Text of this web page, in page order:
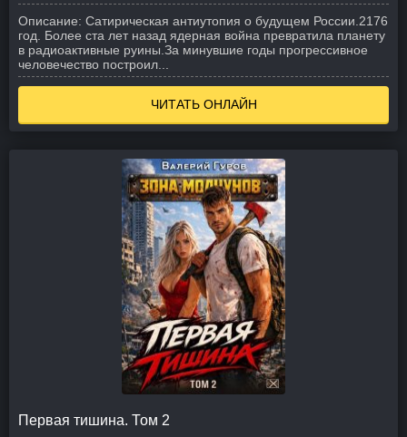
Описание: Сатирическая антиутопия о будущем России. 2176
год. Более ста лет назад ядерная война превратила планету
в радиоактивные руины. За минувшие годы прогрессивное
человечество построил...
ЧИТАТЬ ОНЛАЙН
Первая тишина. Том 2